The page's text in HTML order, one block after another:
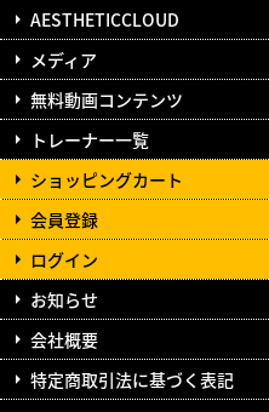
AESTHETICCLOUD
メディア
無料動画コンテンツ
トレーナー一覧
ショッピングカート
会員登録
ログイン
お知らせ
会社概要
特定商取引法に基づく表記